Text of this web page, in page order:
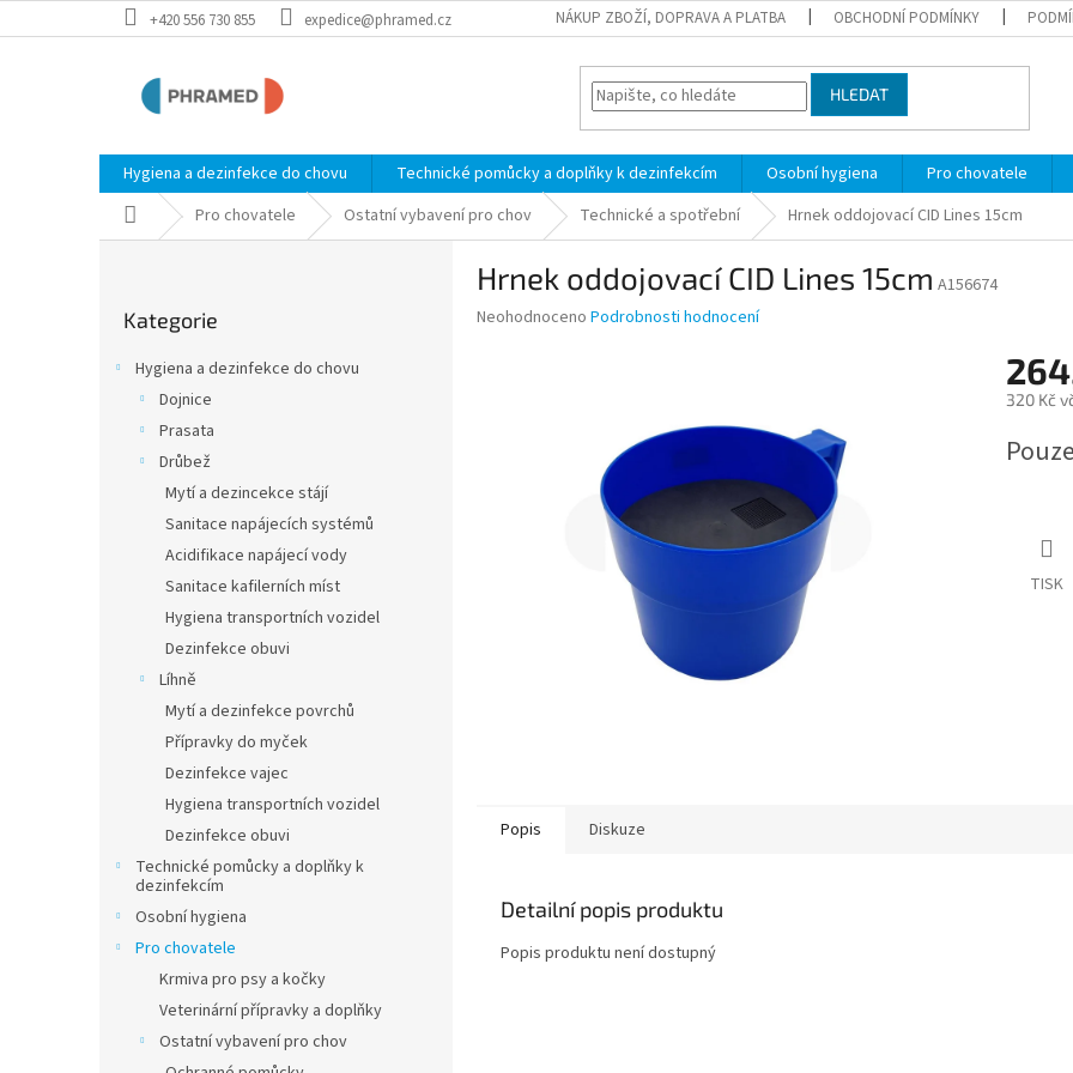
na
+420 556 730 855 expedice@phramed.cz NÁKUP ZBOŽÍ, DOPRAVA A PLATBA OBCHODNÍ PODMÍNKY
HLEDAT
Hygiena a dezinfekce do chovu Technické pomůcky a doplňky k dezinfekcím Osobní hygiena Pro chovatele
Domů Pro chovatele Ostatní vybavení pro chov Technické a spotřební Hrnek oddojovací CID Lines 15cm
kategorie
Kategorie
Hygiena a dezinfekce do chovu
Dojnice
Prasata
Drůbež
Mytí a dezincekce stájí
Sanitace napájecích systémů
Acidifikace napájecí vody
Sanitace kafilerních míst
Hygiena transportních vozidel
Dezinfekce obuvi
Líhně
Mytí a dezinfekce povrchů
Přípravky do myček
Dezinfekce vajec
Hygiena transportních vozidel
Dezinfekce obuvi
Technické pomůcky a doplňky k
dezinfekcím
Osobní hygiena
Pro chovatele
Krmiva pro psy a kočky
Veterinární přípravky a doplňky
Ostatní vybavení pro chov
Hrnek oddojovací CID Lines 15cm A156674
Průměrné
Neohodnoceno Podrobnosti hodnocení
320 Kč
cena:
TISK
Popis Diskuze
Detailní popis produktu
Popis produktu není dostupný